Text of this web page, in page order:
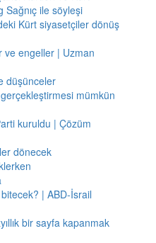
Sağnıç ile söyleşi
Kürt siyasetçiler dönüş
ve engeller | Uzman
düşünceler
mümkün
kuruldu | Çözüm
dönecek
| ABD-İsrail
bir sayfa kapanmak